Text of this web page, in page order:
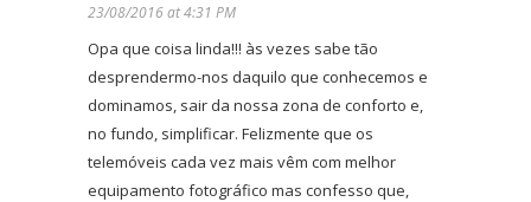
23/08/2016 at 4:31 PM
Opa que coisa linda!!! às vezes sabe tão
desprendermo-nos daquilo que conhecemos e
dominamos, sair da nossa zona de conforto e,
no fundo, simplificar. Felizmente que os
telemóveis cada vez mais vêm com melhor
equipamento fotográfico mas confesso que,